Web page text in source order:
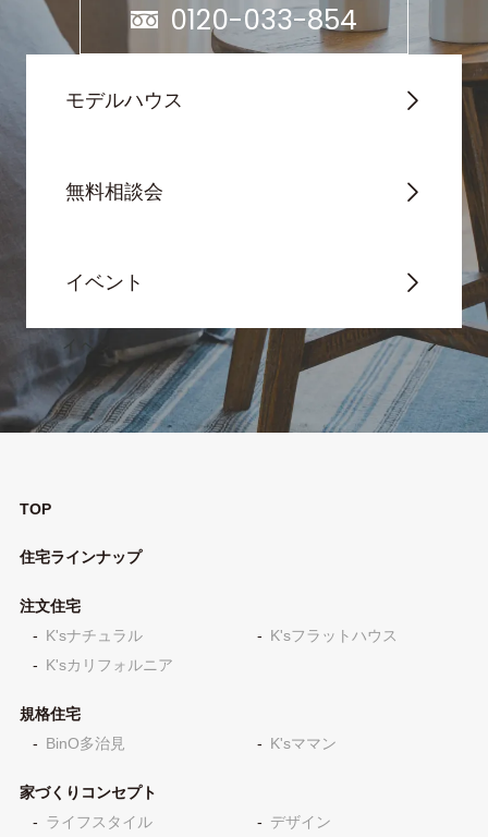
0120-033-854
モデルハウス
無料相談会
イベント
TOP
住宅ラインナップ
注文住宅
K'sナチュラル
K'sフラットハウス
K'sカリフォルニア
規格住宅
BinO多治見
K'sママン
家づくりコンセプト
ライフスタイル
デザイン